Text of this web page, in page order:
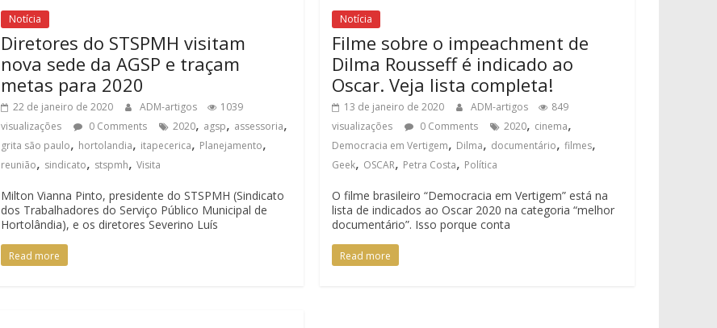
Notícia
Diretores do STSPMH visitam
nova sede da AGSP e traçam
metas para 2020
22 de janeiro de 2020 ADM-artigos
1039
visualizações
0 Comments 2020, agsp, assessoria,
grita são paulo, hortolandia, itapecerica, Planejamento,
reunião, sindicato, stspmh, Visita
Milton Vianna Pinto, presidente do STSPMH (Sindicato
dos Trabalhadores do Serviço Público Municipal de
Hortolândia), e os diretores Severino Luís
Read more
Notícia
Filme sobre o impeachment de
Dilma Rousseff é indicado ao
Oscar. Veja lista completa!
13 de janeiro de 2020 ADM-artigos
849
visualizações
0 Comments 2020, cinema,
Democracia em Vertigem, Dilma, documentário,filmes,
Geek, OSCAR, Petra Costa, Política
O filme brasileiro “Democracia em Vertigem” está na
lista de indicados ao Oscar 2020 na categoria “melhor
documentário”. Isso porque conta
Read more